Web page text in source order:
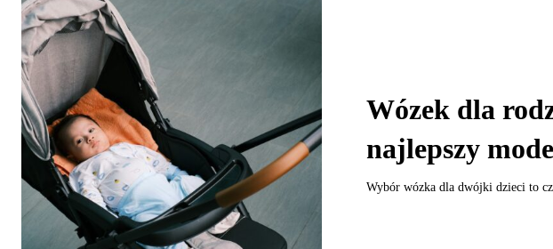
Wózek dla
najlepszy
Wybór wózka dla dwójki dzieci to